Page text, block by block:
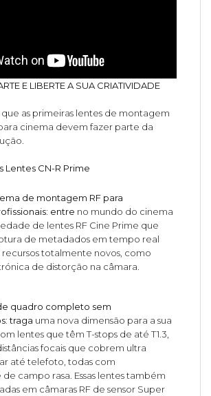
E LIBERTE A SUA CRIATIVIDADE
as primeiras lentes de montagem
cinema devem fazer parte da
Lentes CN-R Prime
de montagem RF para
entre no mundo do cinema
de lentes RF Cine Prime que
de metadados em tempo real
totalmente novos, como
de distorção na câmara.
quadro completo sem
traga uma nova dimensão para a sua
lentes que têm T-stops de até T1.3,
focais que cobrem ultra
até telefoto, todas com
campo rasa. Essas lentes também
em câmaras RF de sensor Super